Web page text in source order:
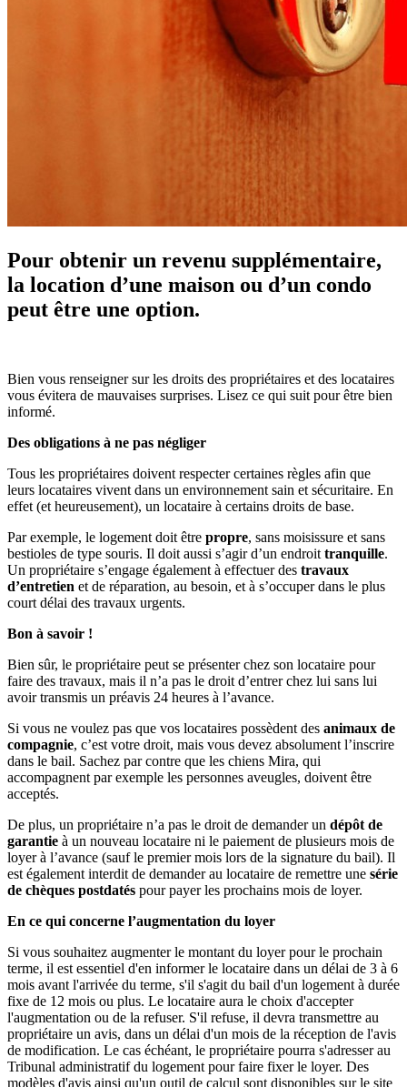
Pour obtenir un revenu supplémentaire,
la location d’une maison ou d’un condo
peut être une option.
Bien vous renseigner sur les droits des propriétaires et des locataires
vous évitera de mauvaises surprises. Lisez ce qui suit pour être bien
informé.
Des obligations à ne pas négliger
Tous les propriétaires doivent respecter certaines règles afin que
leurs locataires vivent dans un environnement sain et sécuritaire. En
effet (et heureusement), un locataire à certains droits de base.
Par exemple, le logement doit être propre, sans moisissure et sans
bestioles de type souris. Il doit aussi s’agir d’un endroit tranquille.
Un propriétaire s’engage également à effectuer des travaux
d’entretien et de réparation, au besoin, et à s’occuper dans le plus
court délai des travaux urgents.
Bon à savoir !
Bien sûr, le propriétaire peut se présenter chez son locataire pour
faire des travaux, mais il n’a pas le droit d’entrer chez lui sans lui
avoir transmis un préavis 24 heures à l’avance.
Si vous ne voulez pas que vos locataires possèdent des animaux de
compagnie, c’est votre droit, mais vous devez absolument l’inscrire
dans le bail. Sachez par contre que les chiens Mira, qui
accompagnent par exemple les personnes aveugles, doivent être
acceptés.
De plus, un propriétaire n’a pas le droit de demander un dépôt de
garantie à un nouveau locataire ni le paiement de plusieurs mois de
loyer à l’avance (sauf le premier mois lors de la signature du bail). Il
est également interdit de demander au locataire de remettre une série
de chèques postdatés pour payer les prochains mois de loyer.
En ce qui concerne l’augmentation du loyer
Si vous souhaitez augmenter le montant du loyer pour le prochain
terme, il est essentiel d'en informer le locataire dans un délai de 3 à 6
mois avant l'arrivée du terme, s'il s'agit du bail d'un logement à durée
fixe de 12 mois ou plus. Le locataire aura le choix d'accepter
l'augmentation ou de la refuser. S'il refuse, il devra transmettre au
propriétaire un avis, dans un délai d'un mois de la réception de l'avis
de modification. Le cas échéant, le propriétaire pourra s'adresser au
Tribunal administratif du logement pour faire fixer le loyer. Des
modèles d'avis ainsi qu'un outil de calcul sont disponibles sur le site